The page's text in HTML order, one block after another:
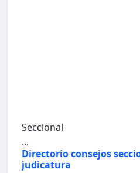
Seccional
...
Directorio consejos
judicatura